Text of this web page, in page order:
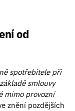
od
spotřebitele při
smlouvy
mimo provozní
znění pozdějších